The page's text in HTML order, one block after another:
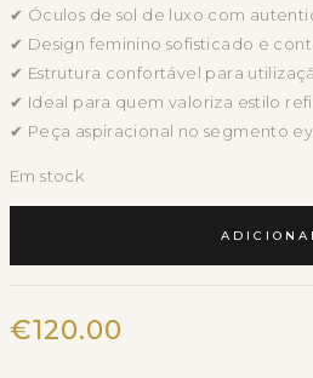
✔ Óculos de sol de luxo com
✔ Design feminino sofisticado e
✔ Estrutura confortável para
✔ Ideal para quem valoriza estilo
✔ Peça aspiracional no segmento
Em stock
Chloé
€120.00